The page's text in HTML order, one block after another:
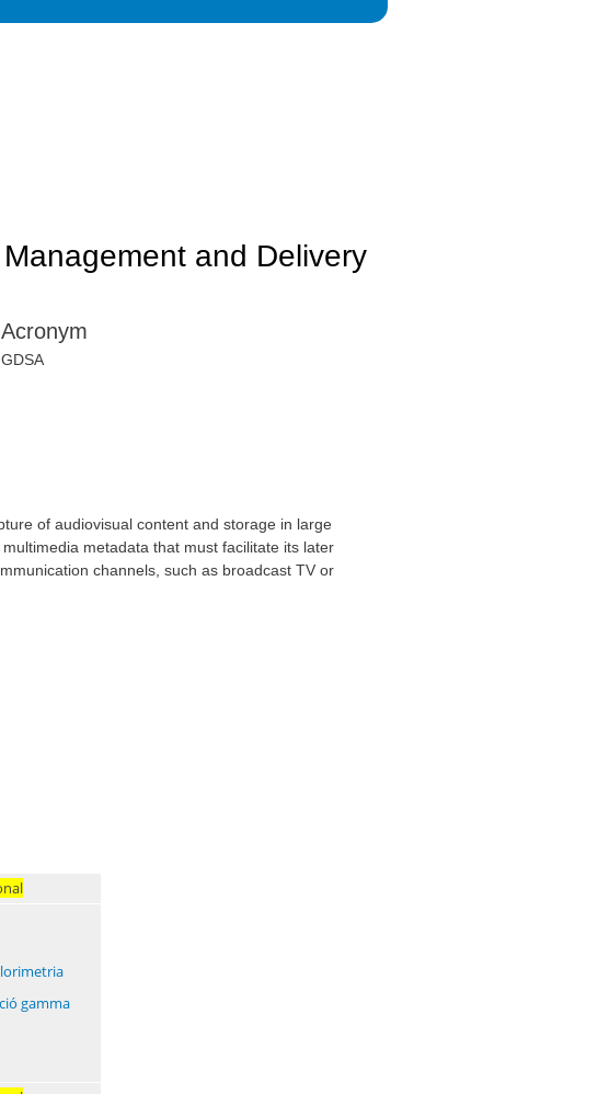
and Delivery
Acronym
GDSA
of audiovisual content and storage in large
metadata that must facilitate its later
channels, such as broadcast TV or
gamma